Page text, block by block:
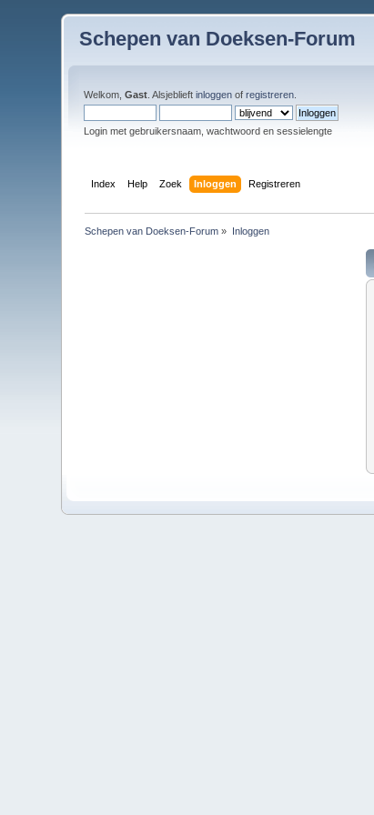
Schepen van Doeksen-Forum
Welkom,Gast . Alsjeblieftinloggen ofregistreren
Login met gebruikersnaam, wachtwoord en sessielengte
Index Help Zoek Inloggen Registreren
Schepen van Doeksen-Forum » Inloggen